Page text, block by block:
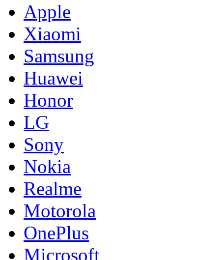
Apple
Xiaomi
Samsung
Huawei
Honor
LG
Sony
Nokia
Realme
Motorola
OnePlus
Microsoft